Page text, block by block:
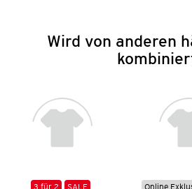
Wird von anderen
3 für 2
SALE
Online